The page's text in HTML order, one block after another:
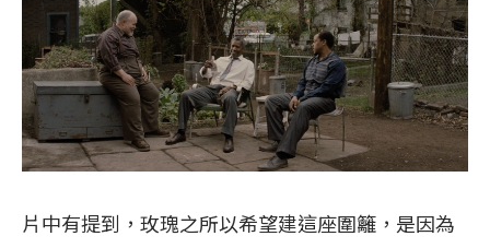
片中有提到，玫瑰之所以希望建這座圍籬，是因為